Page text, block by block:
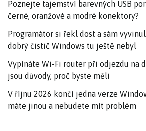
Poznejte tajemství barevných USB
černé, oranžové a modré konektory?
Programátor si řekl dost a sám
dobrý čistič Windows tu ještě nebyl
Vypínáte Wi-Fi router při odjezdu na
jsou důvody, proč byste měli
V říjnu 2026 končí jedna verze
máte jinou a nebudete mít problém